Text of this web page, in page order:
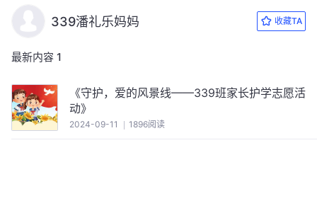
339潘礼乐妈妈 收藏TA
最新内容 1
《守护，爱的风景线——339班家长护学志愿活
动》
2024-09-11 1896阅读